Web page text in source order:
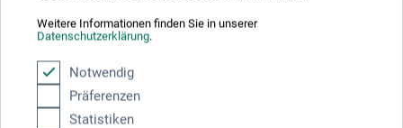
Weitere Informationen finden Sie in unserer
Datenschutzerklärung.
Notwendig
Präferenzen
Statistiken
Sie schauen derzeitig auf eine vergangene